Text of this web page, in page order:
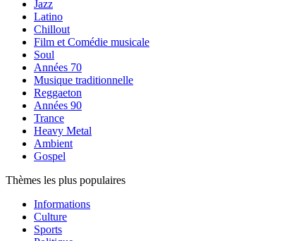
Jazz
Latino
Chillout
Film et Comédie musicale
Soul
Années 70
Musique traditionnelle
Reggaeton
Années 90
Trance
Heavy Metal
Ambient
Gospel
Thèmes les plus populaires
Informations
Culture
Sports